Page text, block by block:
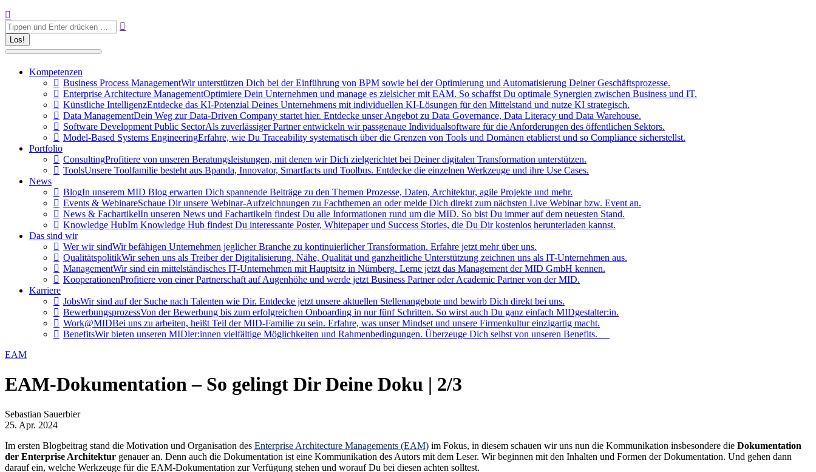
Search:
Kompetenzen
Business Process ManagementWir unterstützen Dich bei der Einführung von BPM sowie bei der Optimierung und Automatisierung Deiner Geschäftsprozesse.
Enterprise Architecture ManagementOptimiere Dein Unternehmen und manage es zielsicher mit EAM. So schaffst Du optimale Synergien zwischen Business und IT.
Künstliche IntelligenzEntdecke das KI-Potenzial Deines Unternehmens mit individuellen KI-Lösungen für den Mittelstand und nutze KI strategisch.
Data ManagementDein Weg zur Data-Driven Company startet hier. Entdecke unser Angebot zu Data Governance, Data Literacy und Data Warehouse.
Software Development Public SectorAls zuverlässiger Partner entwickeln wir passgenaue Individualsoftware für die Anforderungen des öffentlichen Sektors.
Model-Based Systems EngineeringErfahre, wie Du Traceability systematisch über die Grenzen von Tools und Domänen etablierst und so Compliance sicherstellst.
Portfolio
ConsultingProfitiere von unseren Beratungsleistungen, mit denen wir Dich zielgerichtet bei Deiner digitalen Transformation unterstützen.
ToolsUnsere Toolfamilie besteht aus Bpanda, Innovator, Smartfacts und Toolbus. Entdecke die einzelnen Werkzeuge und ihre Use Cases.
News
BlogIn unserem MID Blog erwarten Dich spannende Beiträge zu den Themen Prozesse, Daten, Architektur, agile Projekte und mehr.
Events & WebinareSchaue Dir unsere Webinar-Aufzeichnungen zu Fachthemen an oder melde Dich direkt zum nächsten Live Webinar bzw. Event an.
News & FachartikelIn unseren News und Fachartikeln findest Du alle Informationen rund um die MID. So bist Du immer auf dem neuesten Stand.
Knowledge HubIm Knowledge Hub findest Du interessante Poster, Whitepaper und Success Stories, die Du Dir kostenlos herunterladen kannst.
Das sind wir
Wer wir sindWir befähigen Unternehmen jeglicher Branche zu kontinuierlicher Transformation. Erfahre jetzt mehr über uns.
QualitätspolitikWir sehen uns als Treiber der Digitalisierung. Nähe, Qualität und ganzheitliche Unterstützung zeichnen uns als IT-Unternehmen aus.
ManagementWir sind ein mittelständisches IT-Unternehmen mit Hauptsitz in Nürnberg. Lerne jetzt das Management der MID GmbH kennen.
KooperationenProfitiere von einer Partnerschaft auf Augenhöhe und werde jetzt Business Partner oder Academic Partner von der MID.
Karriere
JobsWir sind auf der Suche nach Talenten wie Dir. Entdecke jetzt unsere aktuellen Stellenangebote und bewirb Dich direkt bei uns.
BewerbungsprozessVon der Bewerbung bis zum erfolgreichen Onboarding in nur fünf Schritten. So wirst auch Du ganz einfach MIDgestalter:in.
Work@MIDBei uns zu arbeiten, heißt Teil der MID-Familie zu sein. Erfahre, was unser Mindset und unsere Firmenkultur einzigartig macht.
BenefitsWir bieten unseren MIDler:innen vielfältige Möglichkeiten und Rahmenbedingungen. Überzeuge Dich selbst von unseren Benefits.
EAM
EAM-Dokumentation – So gelingt Dir Deine Doku | 2/3
Sebastian Sauerbier
25. Apr. 2024
Im ersten Blogbeitrag stand die Motivation und Organisation des Enterprise Architecture Managements (EAM) im Fokus, in diesem schauen wir uns nun die Kommunikation insbesondere die Dokumentation
der Enterprise Architektur genauer an. Denn auch die Dokumentation ist eine Kommunikation des Autors mit dem Leser. Wir beginnen mit den Inhalten und Formen der Dokumentation. Und gehen dann
darauf ein, welche Werkzeuge für die EAM-Dokumentation zur Verfügung stehen und worauf Du bei diesen achten solltest.